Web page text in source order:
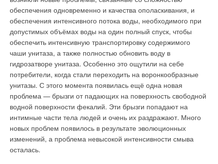
обеспечения одновременно и качества ополаскивания, и
обеспечения интенсивного потока воды, необходимого при
допустимых объёмах воды на один полный спуск, чтобы
обеспечить интенсивную транспортировку содержимого
чаши унитаза, а также полностью обновить воду в
гидрозатворе унитаза. Особенно это ощутили на себе
потребители, когда стали переходить на воронкообразные
унитазы. С этого момента появилась ещё одна новая
проблема — брызги от падающих на поверхность свободной
водной поверхности фекалий. Эти брызги попадают на
интимные части тела людей и очень их раздражают. Много
новых проблем появилось в результате эволюционных
изменений, а проблема невысокой интенсивности смыва
осталась.
представлять большой интерес для российского рынка.
Читайте по теме:
Международный концерн KSB - 150 лет опыта,
изобретений и инноваций
ЖУРНАЛ СОК 2021
→ Арматура KSB для систем ОВК зданий и сооружений
→ 15 лет ООО «КСБ»
ЖУРНАЛ СОК ИЮЛЬ 2020
→
Новейшее поколение незасоряемых канализационных
ЖУРНАЛ СОК МАЙ 2020
→ KSB в России: итоги, планы, перспективы